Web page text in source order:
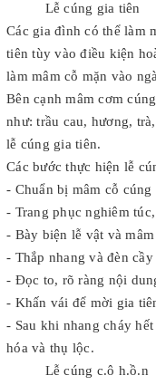
Lễ cúng gia tiên
Các gia đình có thể làm
tiên tùy vào điều kiện
làm mâm cỗ mặn vào
Bên cạnh mâm cơm
như: trầu cau, hương,
lễ cúng gia tiên.
Các bước thực hiện lễ
- Chuẩn bị mâm cỗ cúng
- Trang phục nghiêm
- Bày biện lễ vật và
- Thắp nhang và đèn
- Đọc to, rõ ràng nội
- Khấn vái để mời gia
- Sau khi nhang cháy
hóa và thụ lộc.
Lễ cúng c.ô h.ồ.n